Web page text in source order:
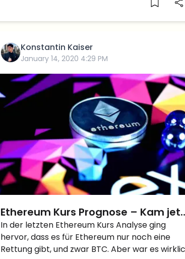
Konstantin Kaiser
January 14, 2020 4:29 PM
Ethereum Kurs Prognose – Kam
die Rettung?
In der letzten Ethereum Kurs Analyse ging
hervor, dass es für Ethereum nur noch eine
Rettung gibt, und zwar BTC. Aber war es